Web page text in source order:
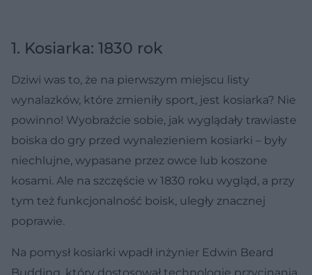
1. Kosiarka: 1830 rok
Dziwi was to, że na pierwszym miejscu listy
wynalazków, które zmieniły sport, jest kosiarka? Nie
powinno! Wyobraźcie sobie, jak wyglądały trawiaste
boiska do gry przed wynalezieniem kosiarki – były
niechlujne, wypasane przez owce lub koszone
kosami. Ale na szczęście w 1830 roku wygląd, a przy
tym też funkcjonalność boisk, uległy znacznej
poprawie.
Na pomysł kosiarki wpadł inżynier Edwin Beard
Budding, który dostosował technologię przycinania